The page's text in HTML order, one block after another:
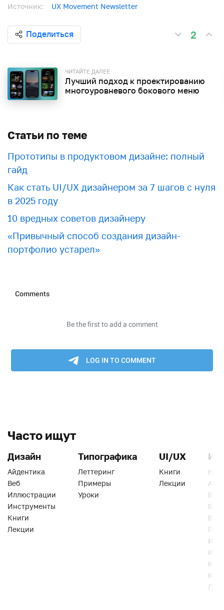
Источник: UX Movement Newsletter
Поделиться 2
ЧИТАЙТЕ ДАЛЕЕ
Лучший подход к проектированию
многоуровневого бокового меню
Статьи по теме
Прототипы в продуктовом дизайне: полный
гайд
Как стать UI/UX дизайнером за 7 шагов с нуля
в 2025 году
10 вредных советов дизайнеру
«Привычный способ создания дизайн-
портфолио устарел»
Часто ищут
Дизайн
Айдентика
Веб
Иллюстрации
Инструменты
Книги
Лекции
Типографика
Леттеринг
Примеры
Уроки
UI/UX
Книги
Лекции
Веб